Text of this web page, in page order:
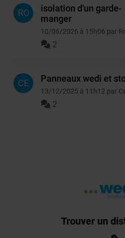
RO
isolation d'un garde-
manger
10/06/2026 à 15h06 par
2
CE Panneaux wedi et
13/12/2025 à 11h12 par
2
Trouver un